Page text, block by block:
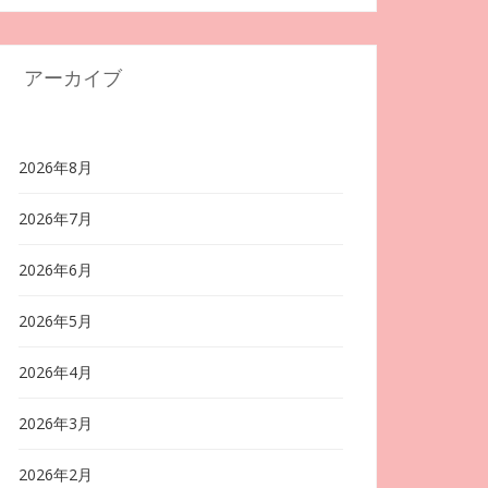
アーカイブ
2026年8月
2026年7月
2026年6月
2026年5月
2026年4月
2026年3月
2026年2月